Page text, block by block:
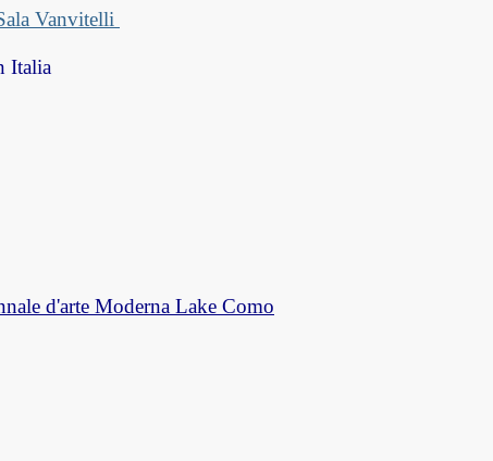
Vanvitelli
Italia
d'arte Moderna Lake Como